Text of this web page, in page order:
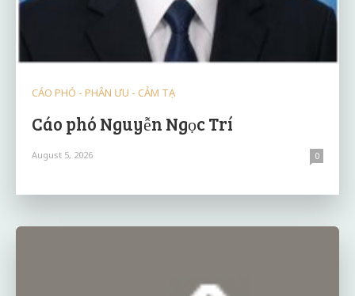
CÁO PHÓ - PHÂN ƯU - CẢM TẠ
Cáo phó Nguyễn Ngọc Trí
August 5, 2026 0